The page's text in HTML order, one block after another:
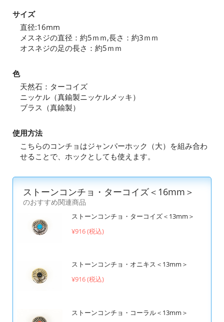
サイズ
直径:16mm
メスネジの直径：約5ｍｍ,長さ：約3ｍｍ
オスネジの足の長さ：約5ｍｍ
色
天然石：ターコイズ
ニッケル（真鍮製ニッケルメッキ）
ブラス（真鍮製）
使用方法
こちらのコンチョはジャンパーホック（大）を組み合わ
せることで、ホックとしても使えます。
ストーンコンチョ・ターコイズ＜16mm＞
のおすすめ関連商品
ストーンコンチョ・ターコイズ＜13mm＞
¥916 (税込)
ストーンコンチョ・オニキス＜13mm＞
¥916 (税込)
ストーンコンチョ・コーラル＜13mm＞